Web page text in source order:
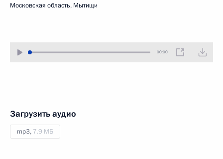
Московская область, Мытищи
00:00
Загрузить аудио
mp3, 7.9 МБ